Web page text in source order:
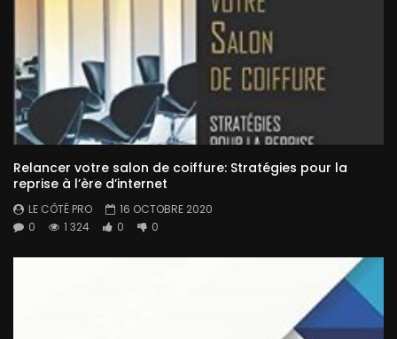
Relancer votre salon de coiffure: Stratégies pour la
reprise à l’ère d’internet
LE CÔTÉ PRO
16 OCTOBRE 2020
0
1 324 0 0